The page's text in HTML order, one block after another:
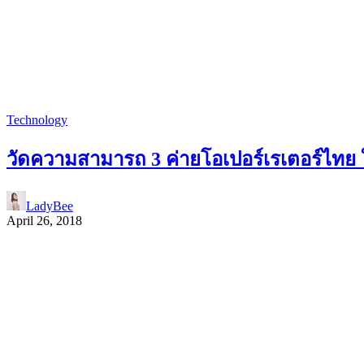
Technology
วัดความสามารถ 3 ค่ายโอเปอร์เรเตอร์ไท
LadyBee
April 26, 2018